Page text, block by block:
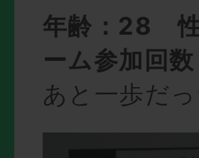
年齢：28
ーム参加回
あと一歩だ